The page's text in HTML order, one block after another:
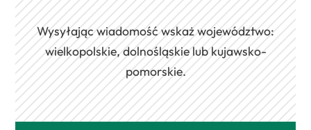
Wysyłając wiadomość wskaż województwo:
wielkopolskie, dolnośląskie lub kujawsko-
pomorskie.